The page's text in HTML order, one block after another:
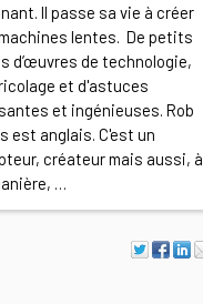
Il passe sa vie à créer
lentes. De petits
d’œuvres de technologie,
et d'astuces
et ingénieuses. Rob
est anglais. C'est un
créateur mais aussi, à
…